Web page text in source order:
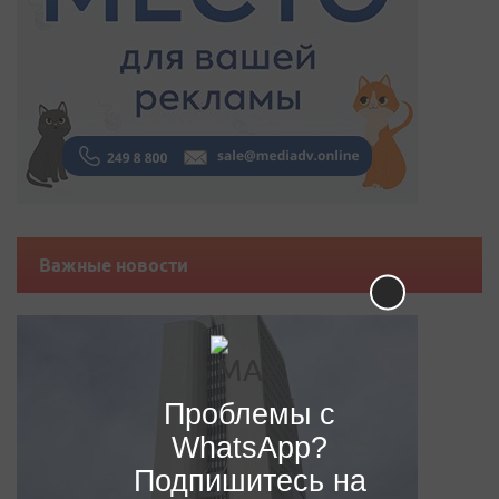
Важные новости
Проблемы с
WhatsApp?
Подпишитесь на